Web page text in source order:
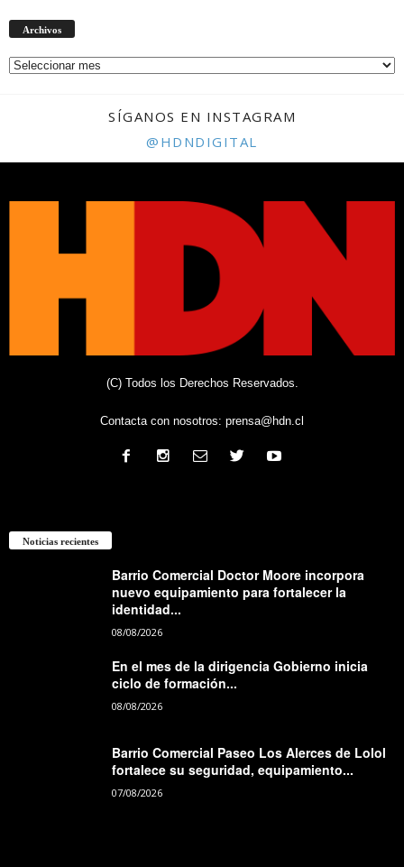
Archivos
SÍGANOS EN INSTAGRAM
@HDNDIGITAL
(C) Todos los Derechos Reservados.
Contacta con nosotros: prensa@hdn.cl
Noticias recientes
Barrio Comercial Doctor Moore incorpora
nuevo equipamiento para fortalecer la
identidad...
08/08/2026
En el mes de la dirigencia Gobierno inicia
ciclo de formación...
08/08/2026
Barrio Comercial Paseo Los Alerces de Lolol
fortalece su seguridad, equipamiento...
07/08/2026